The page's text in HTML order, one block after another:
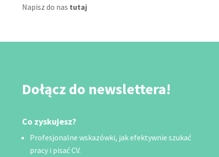
Napisz do nas tutaj
Dołącz do newslettera!
Co zyskujesz?
Profesjonalne wskazówki, jak efektywnie szukać
pracy i pisać CV.